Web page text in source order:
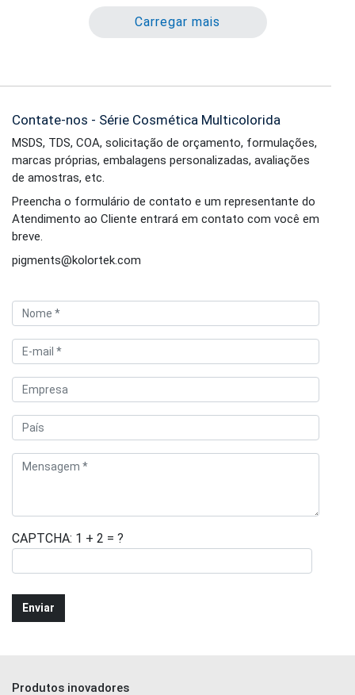
Carregar mais
Contate-nos - Série Cosmética Multicolorida
MSDS, TDS, COA, solicitação de orçamento, formulações,
marcas próprias, embalagens personalizadas, avaliações
de amostras, etc.
Preencha o formulário de contato e um representante do
Atendimento ao Cliente entrará em contato com você em
breve.
pigments@kolortek.com
CAPTCHA: 1 + 2 = ?
Produtos inovadores